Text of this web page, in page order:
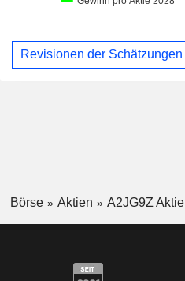
Revisionen der Schätzungen
Börse Aktien A2JG9Z Aktie